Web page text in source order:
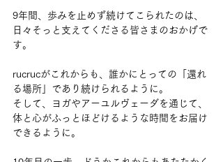
9年間、歩みを止めず続けてこられたのは、
日々そっと支えてくださる皆さまのおかげで
す。
rucrucがこれからも、誰かにとっての「還れ
る場所」であり続けられるように。
そして、ヨガやアーユルヴェーダを通じて、
体と心がふっとほどけるような時間をお届け
できるように。